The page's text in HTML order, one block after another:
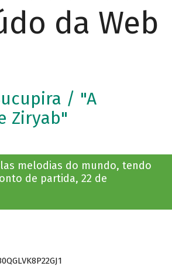
da Web
/ "A
Ziryab"
melodias do mundo, tendo
de partida, 22 de